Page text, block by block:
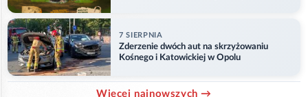
7 SIERPNIA
Zderzenie dwóch aut na skrzyżowaniu
Kośnego i Katowickiej w Opolu
Więcej najnowszych →